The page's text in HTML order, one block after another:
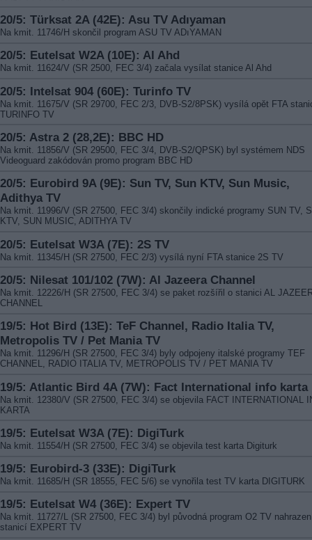
20/5: Türksat 2A (42E): Asu TV Adıyaman
Na kmit. 11746/H skončil program ASU TV ADıYAMAN
20/5: Eutelsat W2A (10E): Al Ahd
Na kmit. 11624/V (SR 2500, FEC 3/4) začala vysílat stanice Al Ahd
20/5: Intelsat 904 (60E): Turinfo TV
Na kmit. 11675/V (SR 29700, FEC 2/3, DVB-S2/8PSK) vysílá opět FTA
TURINFO TV
20/5: Astra 2 (28,2E): BBC HD
Na kmit. 11856/V (SR 29500, FEC 3/4, DVB-S2/QPSK) byl systémem NDS
Videoguard zakódován promo program BBC HD
20/5: Eurobird 9A (9E): Sun TV, Sun KTV, Sun Music,
Adithya TV
Na kmit. 11996/V (SR 27500, FEC 3/4) skončily indické programy SUN TV,
KTV, SUN MUSIC, ADITHYA TV
20/5: Eutelsat W3A (7E): 2S TV
Na kmit. 11345/H (SR 27500, FEC 2/3) vysílá nyní FTA stanice 2S TV
20/5: Nilesat 101/102 (7W): Al Jazeera Channel
Na kmit. 12226/H (SR 27500, FEC 3/4) se paket rozšířil o stanici AL
CHANNEL
19/5: Hot Bird (13E): TeF Channel, Radio Italia TV,
Metropolis TV / Pet Mania TV
Na kmit. 11296/H (SR 27500, FEC 3/4) byly odpojeny italské programy TEF
CHANNEL, RADIO ITALIA TV, METROPOLIS TV / PET MANIA TV
19/5: Atlantic Bird 4A (7W): Fact International info karta
Na kmit. 12380/V (SR 27500, FEC 3/4) se objevila FACT INTERNATIONAL
KARTA
19/5: Eutelsat W3A (7E): DigiTurk
Na kmit. 11554/H (SR 27500, FEC 3/4) se objevila test karta Digiturk
19/5: Eurobird-3 (33E): DigiTurk
Na kmit. 11685/H (SR 18555, FEC 5/6) se vynořila test TV karta DIGITURK
19/5: Eutelsat W4 (36E): Expert TV
Na kmit. 11727/L (SR 27500, FEC 3/4) byl původná program O2 TV
stanicí EXPERT TV